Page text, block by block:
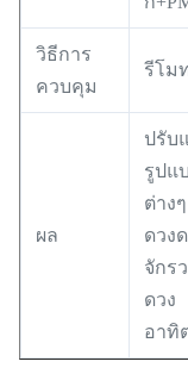
วิธีการ
ควบคุม
รีโม
ผล
ปรับ
รูปแ
ต่าง
ดวง
จักร
ดวง
อาทิ